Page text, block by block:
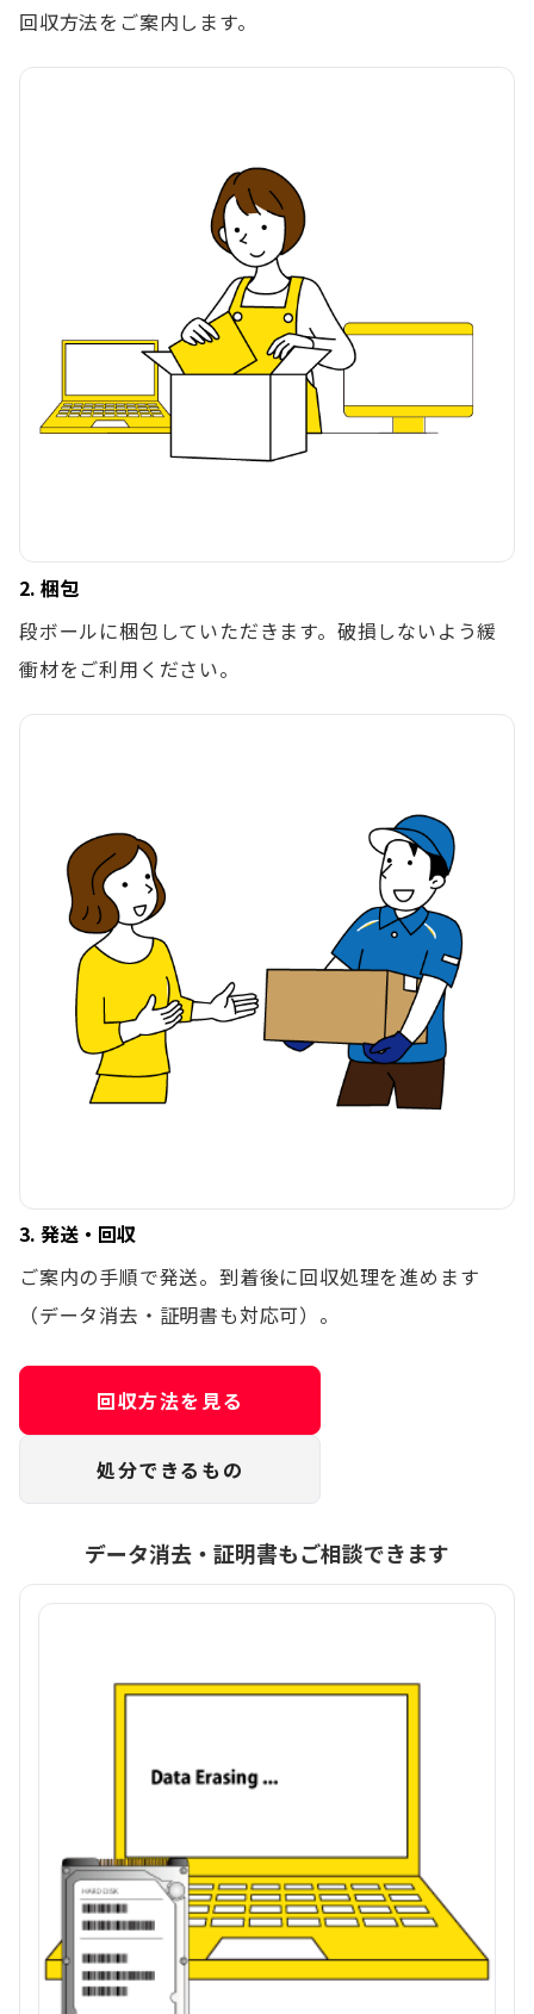
回収方法をご案内します。
2. 梱包
段ボールに梱包していただきます。破損しないよう緩
衝材をご利用ください。
3. 発送・回収
ご案内の手順で発送。到着後に回収処理を進めます
（データ消去・証明書も対応可）。
回収方法を見る
処分できるもの
データ消去・証明書もご相談できます